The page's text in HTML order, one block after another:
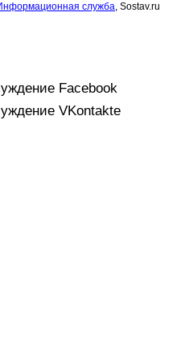
служба, Sostav.ru
Facebook
VKontakte